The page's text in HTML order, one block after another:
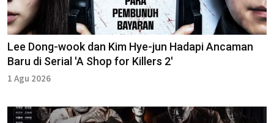
Lee Dong-wook dan Kim Hye-jun Hadapi Ancaman
Baru di Serial 'A Shop for Killers 2'
1 Agu 2026